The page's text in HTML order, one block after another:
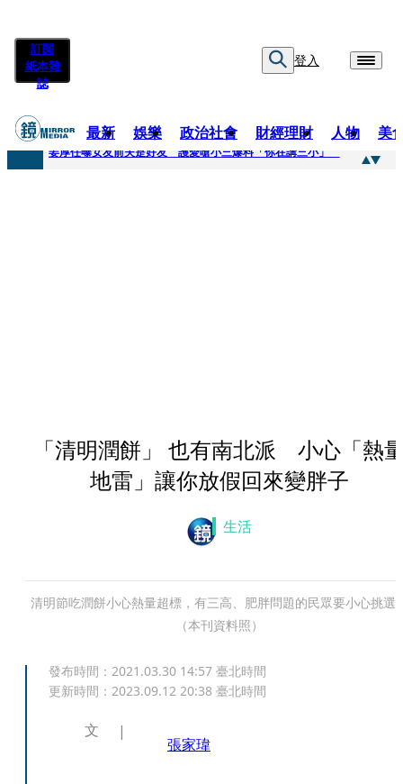
訂閱
紙本雜
誌
登入
最新 娛樂 政治社會 財經理財 人物 美
快訊
姜厚任曝女友前夫是好友 護愛嗆小三爆料「你在講三小」
「清明潤餅」 也有南北派 小心「熱
地雷」讓你放假回來變胖子
生活
清明節吃潤餅小心熱量超標，有三高、肥胖問題的民眾要小心挑選
（本刊資料照）
發布時間： 2021.03.30 14:57 臺北時間
更新時間： 2023.09.12 20:38 臺北時間
文
張家瑋